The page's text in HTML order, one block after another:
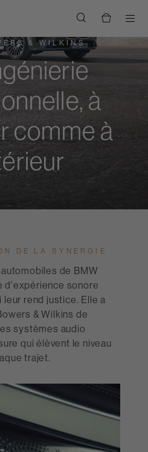
& WILKINS
à
comme à
DE LA SYNERGIE
de BMW
d'expérience sonore
rend justice. Elle a
& Wilkins de
systèmes audio
qui élèvent le niveau
trajet.